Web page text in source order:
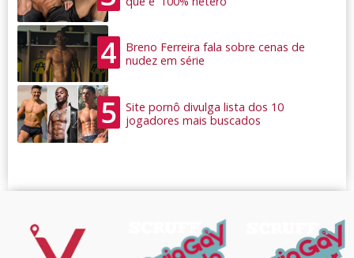
4
Breno Ferreira fala sobre cenas de
nudez em série
5
Site pornô divulga lista dos 10
jogadores mais buscados